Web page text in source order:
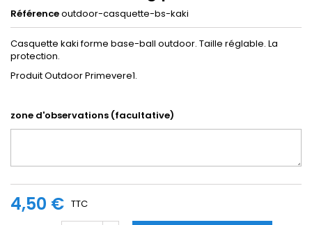
Référenceoutdoor-casquette-bs-kaki
Casquette kaki forme base-ball outdoor. Taille réglable. La
protection.
Produit Outdoor Primevere1.
zone d'observations (facultative)
4,50 € TTC